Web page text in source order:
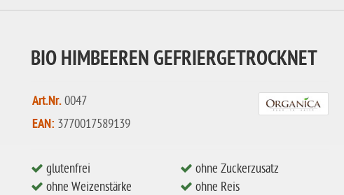
BIO HIMBEEREN GEFRIERGETROCKNET
Art.Nr.0047
EAN: 3770017589139
glutenfrei
ohne Weizenstärke
ohne Zuckerzusatz
ohne Reis